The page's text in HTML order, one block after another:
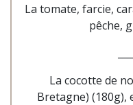
La tomate, farcie,
pêche,
La cocotte de
Bretagne) (180g),